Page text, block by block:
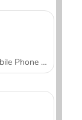
Mobile Phone Case Design & DIY